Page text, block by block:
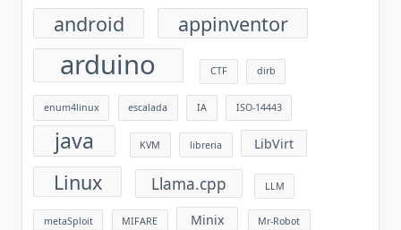
android appinventor
arduino CTF dirb
enum4linux escalada IA ISO-14443
java KVM libreria LibVirt
Linux Llama.cpp LLM
metaSploit MIFARE Minix Mr-Robot